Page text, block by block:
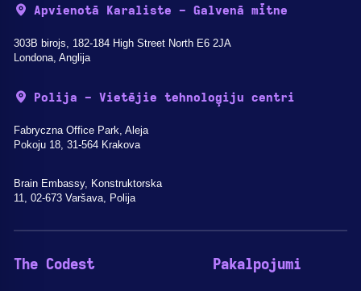
Apvienotā Karaliste - Galvenā mītne
303B birojs, 182-184 High Street North E6 2JA
Londona, Anglija
Polija - Vietējie tehnoloģiju centri
Fabryczna Office Park, Aleja
Pokoju 18, 31-564 Krakova
Brain Embassy, Konstruktorska
11, 02-673 Varšava, Polija
The Codest Pakalpojumi